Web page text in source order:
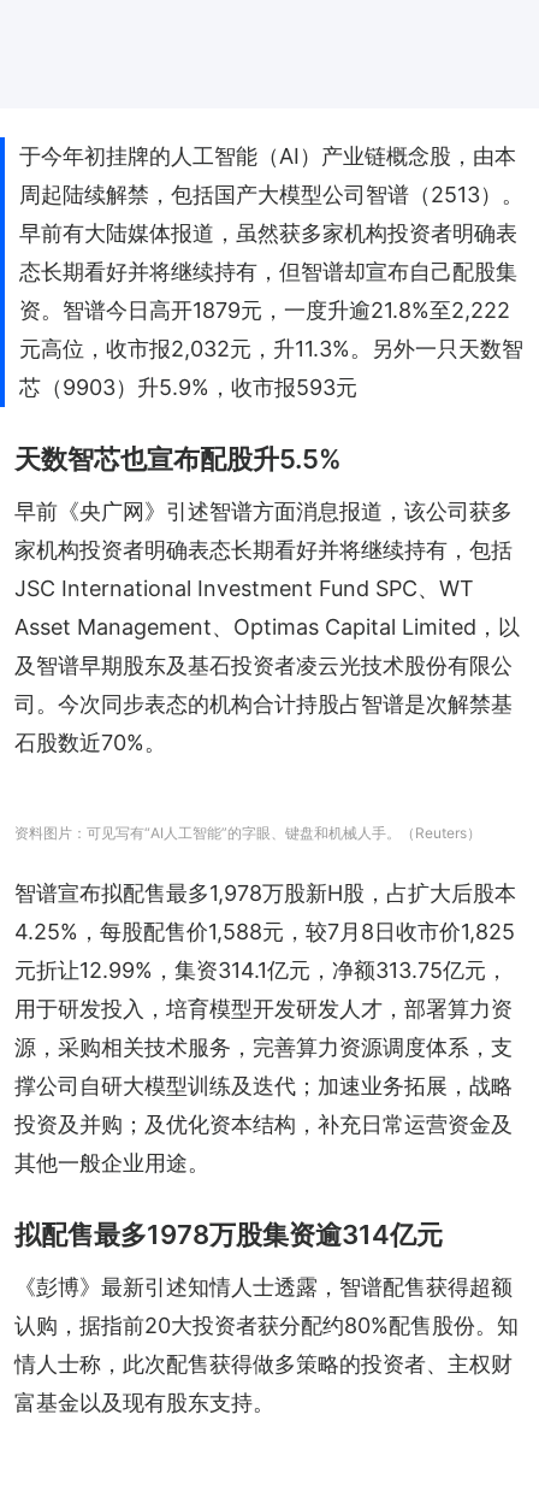
于今年初挂牌的人工智能（AI）产业链概念股，由本
周起陆续解禁，包括国产大模型公司智谱（2513）。
早前有大陆媒体报道，虽然获多家机构投资者明确表
态长期看好并将继续持有，但智谱却宣布自己配股集
资。智谱今日高开1879元，一度升逾21.8%至2,222
元高位，收市报2,032元，升11.3%。另外一只天数智
芯（9903）升5.9%，收市报593元
天数智芯也宣布配股升5.5%
早前《央广网》引述智谱方面消息报道，该公司获多
家机构投资者明确表态长期看好并将继续持有，包括
JSC International Investment Fund SPC、WT
Asset Management、Optimas Capital Limited，以
及智谱早期股东及基石投资者凌云光技术股份有限公
司。今次同步表态的机构合计持股占智谱是次解禁基
石股数近70%。
资料图片：可见写有“AI人工智能”的字眼、键盘和机械人手。（Reuters）
智谱宣布拟配售最多1,978万股新H股，占扩大后股本
4.25%，每股配售价1,588元，较7月8日收市价1,825
元折让12.99%，集资314.1亿元，净额313.75亿元，
用于研发投入，培育模型开发研发人才，部署算力资
源，采购相关技术服务，完善算力资源调度体系，支
撑公司自研大模型训练及迭代；加速业务拓展，战略
投资及并购；及优化资本结构，补充日常运营资金及
其他一般企业用途。
拟配售最多1978万股集资逾314亿元
《彭博》最新引述知情人士透露，智谱配售获得超额
认购，据指前20大投资者获分配约80%配售股份。知
情人士称，此次配售获得做多策略的投资者、主权财
富基金以及现有股东支持。